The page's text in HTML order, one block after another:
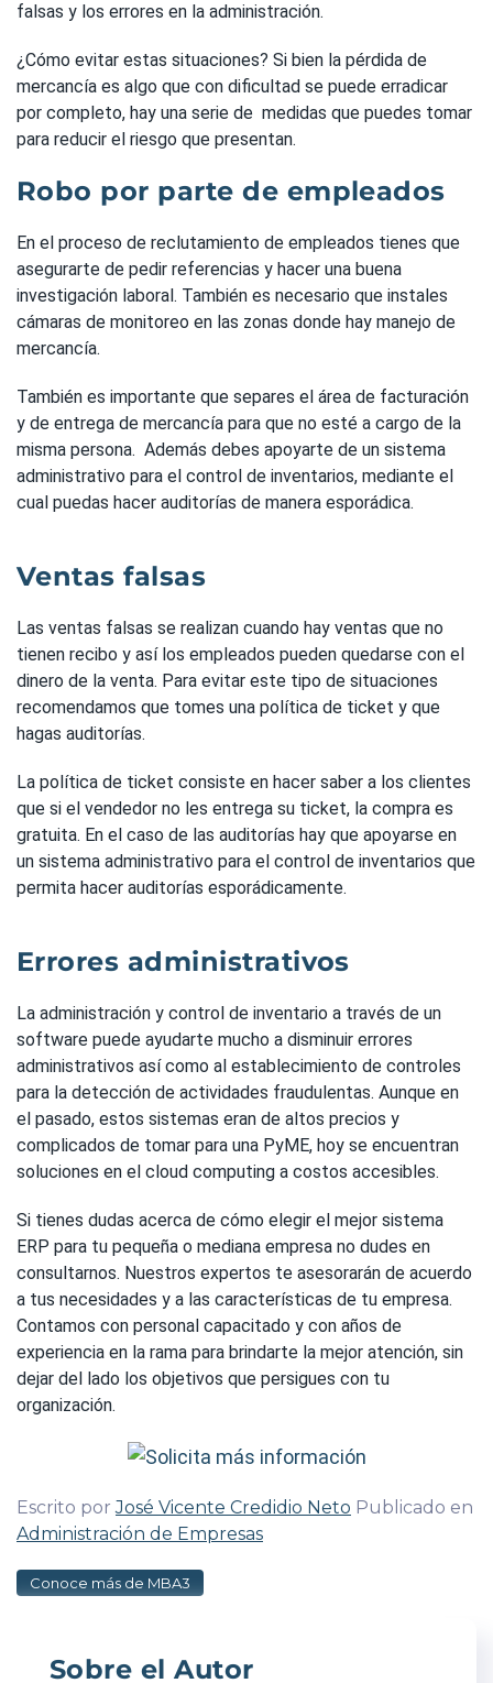
falsas y los errores en la administración.
¿Cómo evitar estas situaciones? Si bien la pérdida de
mercancía es algo que con dificultad se puede erradicar
por completo, hay una serie de medidas que puedes tomar
para reducir el riesgo que presentan.
Robo por parte de empleados
En el proceso de reclutamiento de empleados tienes que
asegurarte de pedir referencias y hacer una buena
investigación laboral. También es necesario que instales
cámaras de monitoreo en las zonas donde hay manejo de
mercancía.
También es importante que separes el área de facturación
y de entrega de mercancía para que no esté a cargo de la
misma persona. Además debes apoyarte de un sistema
administrativo para el control de inventarios, mediante el
cual puedas hacer auditorías de manera esporádica.
Ventas falsas
Las ventas falsas se realizan cuando hay ventas que no
tienen recibo y así los empleados pueden quedarse con el
dinero de la venta. Para evitar este tipo de situaciones
recomendamos que tomes una política de ticket y que
hagas auditorías.
La política de ticket consiste en hacer saber a los clientes
que si el vendedor no les entrega su ticket, la compra es
gratuita. En el caso de las auditorías hay que apoyarse en
un sistema administrativo para el control de inventarios que
permita hacer auditorías esporádicamente.
Errores administrativos
La administración y control de inventario a través de un
software puede ayudarte mucho a disminuir errores
administrativos así como al establecimiento de controles
para la detección de actividades fraudulentas. Aunque en
el pasado, estos sistemas eran de altos precios y
complicados de tomar para una PyME, hoy se encuentran
soluciones en el cloud computing a costos accesibles.
Si tienes dudas acerca de cómo elegir el mejor sistema
ERP para tu pequeña o mediana empresa no dudes en
consultarnos. Nuestros expertos te asesorarán de acuerdo
a tus necesidades y a las características de tu empresa.
Contamos con personal capacitado y con años de
experiencia en la rama para brindarte la mejor atención, sin
dejar del lado los objetivos que persigues con tu
organización.
Escrito porJosé Vicente Credidio Neto Publicado en
Administración de Empresas
Conoce más de MBA3
Sobre el Autor